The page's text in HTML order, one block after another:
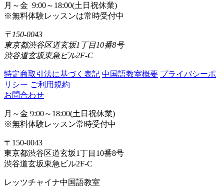
月～金 9:00～18:00(土日祝休業)
※無料体験レッスンは常時受付中
〒150-0043
東京都渋谷区道玄坂1丁目10番8号
渋谷道玄坂東急ビル2F-C
特定商取引法に基づく表記 中国語教室概要 プライバシーポ
リシー ご利用規約
お問合わせ
月～金 9:00～18:00(土日祝休業)
※無料体験レッスン常時受付中
〒150-0043
東京都渋谷区道玄坂1丁目10番8号
渋谷道玄坂東急ビル2F-C
レッツチャイナ中国語教室